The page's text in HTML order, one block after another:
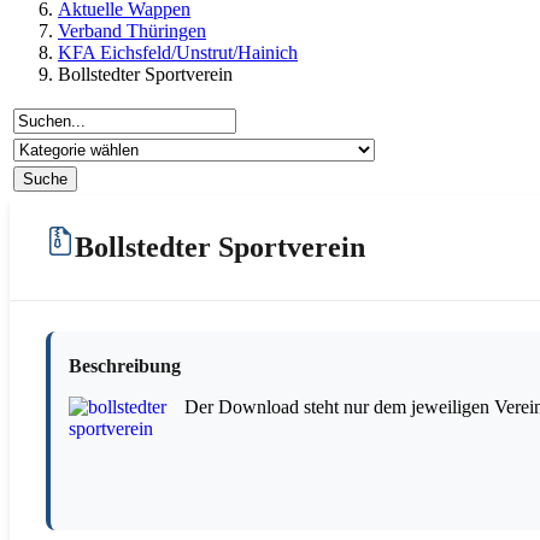
Aktuelle Wappen
Verband Thüringen
KFA Eichsfeld/Unstrut/Hainich
Bollstedter Sportverein
Bollstedter Sportverein
Beschreibung
Der Download steht nur dem jeweiligen